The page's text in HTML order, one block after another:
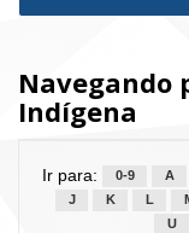
Navegando
Indígena
Ir para: 0-9 A
J
K L
U